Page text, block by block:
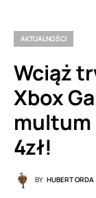
AKTUALNOŚCI
Wciąż
Xbox
multum
4zł!
BY HUBERT ORDA